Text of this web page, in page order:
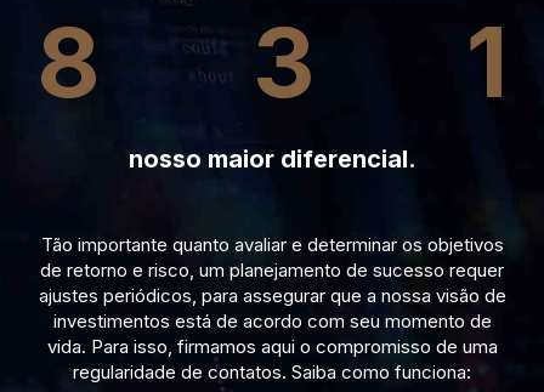
8 3 1
nosso maior diferencial.
Tão importante quanto avaliar e determinar os objetivos
de retorno e risco, um planejamento de sucesso requer
ajustes periódicos, para assegurar que a nossa visão de
investimentos está de acordo com seu momento de
vida. Para isso, firmamos aqui o compromisso de uma
regularidade de contatos. Saiba como funciona: